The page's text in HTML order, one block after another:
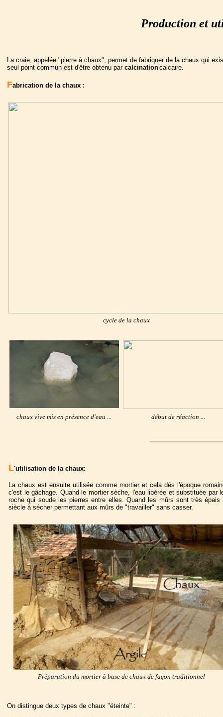
Production et
La craie, appelée "pierre à chaux", permet de fabriquer de la chaux qui
seul point commun est d'être obtenu par calcinationcalcaire.
Fabrication de la chaux :
cycle de la chaux
chaux vive mis en présence d'eau ... début de réaction ...
L'utilisation de la chaux:
La chaux est ensuite utilisée comme mortier et cela dés l'époque
c'est le gâchage. Quand le mortier sèche, l'eau libérée et substituée
roche qui soude les pierres entre elles. Quand les mûrs sont très
siècle à sécher permettant aux mûrs de "travailler" sans casser.
Préparation du mortier à base de chaux de façon traditionnel
On distingue deux types de chaux "éteinte" :